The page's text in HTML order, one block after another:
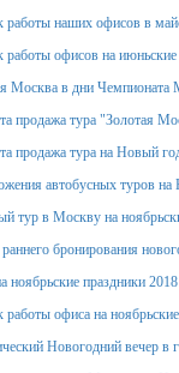
работы наших офисов в
работы офисов на
Москва в дни Чемпионата
продажа тура "Золотая
продажа тура на Новый
автобусных туров
тур в Москву на
бронирования
ноябрьские праздники 2018
работы офиса на
Новогодний вечер